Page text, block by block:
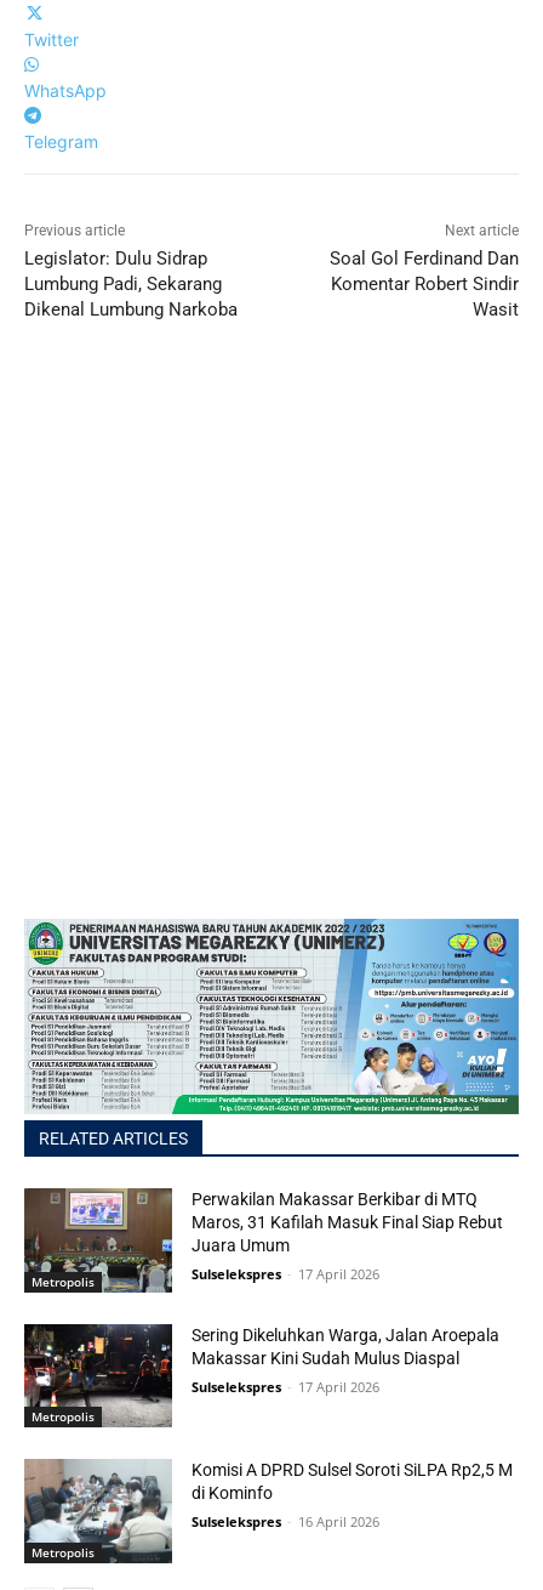
Twitter
WhatsApp
Telegram
Previous article
Legislator: Dulu Sidrap
Lumbung Padi, Sekarang
Dikenal Lumbung Narkoba
Next article
Soal Gol Ferdinand Dan
Komentar Robert Sindir
Wasit
RELATED ARTICLES
Metropolis
Perwakilan Makassar Berkibar di MTQ
Maros, 31 Kafilah Masuk Final Siap Rebut
Juara Umum
Sulselekspres - 17 April 2026
Metropolis
Sering Dikeluhkan Warga, Jalan Aroepala
Makassar Kini Sudah Mulus Diaspal
Sulselekspres - 17 April 2026
Metropolis
Komisi A DPRD Sulsel Soroti SiLPA Rp2,5 M
di Kominfo
Sulselekspres - 16 April 2026